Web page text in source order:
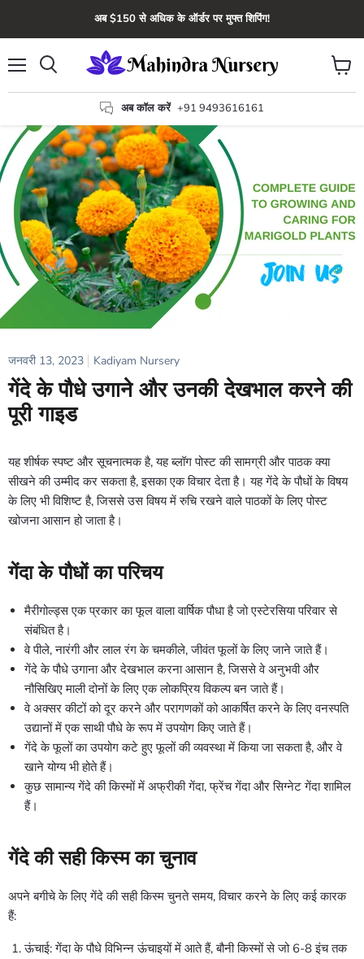
अब $150 से अधिक के ऑर्डर पर मुफ्त शिपिंग!
अब कॉल करें +91 9493616161
कार्ट
देंखे
जनवरी 13, 2023 Kadiyam Nursery
गेंदे के पौधे उगाने और उनकी देखभाल करने की
पूरी गाइड
यह शीर्षक स्पष्ट और सूचनात्मक है, यह ब्लॉग पोस्ट की सामग्री और पाठक क्या
सीखने की उम्मीद कर सकता है, इसका एक विचार देता है। यह गेंदे के पौधों के विषय
के लिए भी विशिष्ट है, जिससे उस विषय में रुचि रखने वाले पाठकों के लिए पोस्ट
खोजना आसान हो जाता है।
गेंदा के पौधों का परिचय
मैरीगोल्ड्स एक प्रकार का फूल वाला वार्षिक पौधा है जो एस्टेरसिया परिवार से
संबंधित है।
वे पीले, नारंगी और लाल रंग के चमकीले, जीवंत फूलों के लिए जाने जाते हैं।
गेंदे के पौधे उगाना और देखभाल करना आसान है, जिससे वे अनुभवी और
नौसिखिए माली दोनों के लिए एक लोकप्रिय विकल्प बन जाते हैं।
वे अक्सर कीटों को दूर करने और परागणकों को आकर्षित करने के लिए वनस्पति
उद्यानों में एक साथी पौधे के रूप में उपयोग किए जाते हैं।
गेंदे के फूलों का उपयोग कटे हुए फूलों की व्यवस्था में किया जा सकता है, और वे
खाने योग्य भी होते हैं।
कुछ सामान्य गेंदे की किस्मों में अफ्रीकी गेंदा, फ्रेंच गेंदा और सिग्नेट गेंदा शामिल
हैं।
गेंदे की सही किस्म का चुनाव
अपने बगीचे के लिए गेंदे की सही किस्म चुनते समय, विचार करने के लिए कई कारक
हैं:
ऊंचाई: गेंदा के पौधे विभिन्न ऊंचाइयों में आते हैं, बौनी किस्मों से जो 6-8 इंच तक